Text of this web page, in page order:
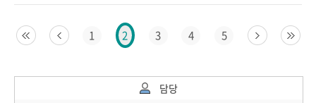
1 2 3 4 5
담당